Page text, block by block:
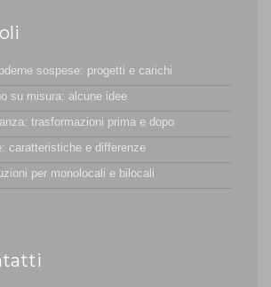
sospese: progetti e carichi
su misura: alcune idee
trasformazioni prima e dopo
caratteristiche e differenze
per monolocali e bilocali